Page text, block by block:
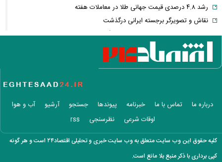
رشد ۴.۸ درصدی قیمت جهانی طلا در معاملات هفته
نقاش و تصویرگر برجسته ایرانی درگذشت
معاون عراقچی: در هیچ دوره‌ای هماهنگی بین میدان و دیپلماسی را مانند
حال حاضر نداشتیم
وزارت دفاع چین: به نوسازی ارتش در بالاترین سطح ادامه خواهیم داد
وزارت خارجه پاکستان: پیمان دفاعی با ریاض و آنکارا برای تقویت امنیت
بازار ارزهای دیجیتال در نوسان/ بیت‌کوین ۶۴ هزار دلاری و هشدار درباره
کلاهبرداری رمزارزی
درباره ما تماس با ما خبرنامه پیوندها جستجو آرشیو
آب و هوا
اوقات شرعی
نظرسنجی rss
کلیه حقوق این وب سایت متعلق به وب سایت خبری و تحلیلی اقتصاد۲۴ است و هر گونه
کپی برداری با ذکر منبع بلا مانع است.